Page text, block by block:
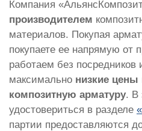
Компания
производителем
материалов. Покупая
покупаете ее напрямую от
работаем без посредников
максимально низкие цены
композитную арматуру. В
удостовериться в разделе
партии предоставляются